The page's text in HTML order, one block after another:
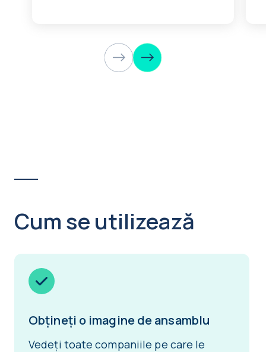
Cum se utilizează
Obțineți o imagine de ansamblu
Vedeți toate companiile pe care le